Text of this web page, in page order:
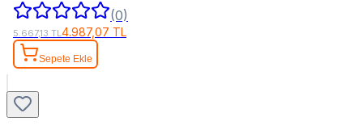
(0)
5.667,13 TL4.987,07 TL
Sepete Ekle